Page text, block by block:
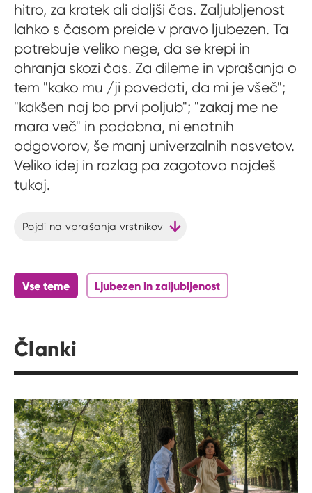
hitro, za kratek ali daljši čas. Zaljubljenost
lahko s časom preide v pravo ljubezen. Ta
potrebuje veliko nege, da se krepi in
ohranja skozi čas. Za dileme in vprašanja o
tem "kako mu /ji povedati, da mi je všeč";
"kakšen naj bo prvi poljub"; "zakaj me ne
mara več" in podobna, ni enotnih
odgovorov, še manj univerzalnih nasvetov.
Veliko idej in razlag pa zagotovo najdeš
tukaj.
Pojdi na vprašanja vrstnikov
Vse teme Ljubezen in zaljubljenost
Članki